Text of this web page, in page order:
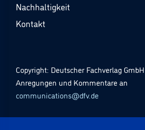
Nachhaltigkeit
Kontakt
Copyright: Deutscher Fachverlag GmbH
Anregungen und Kommentare an
communications@dfv.de